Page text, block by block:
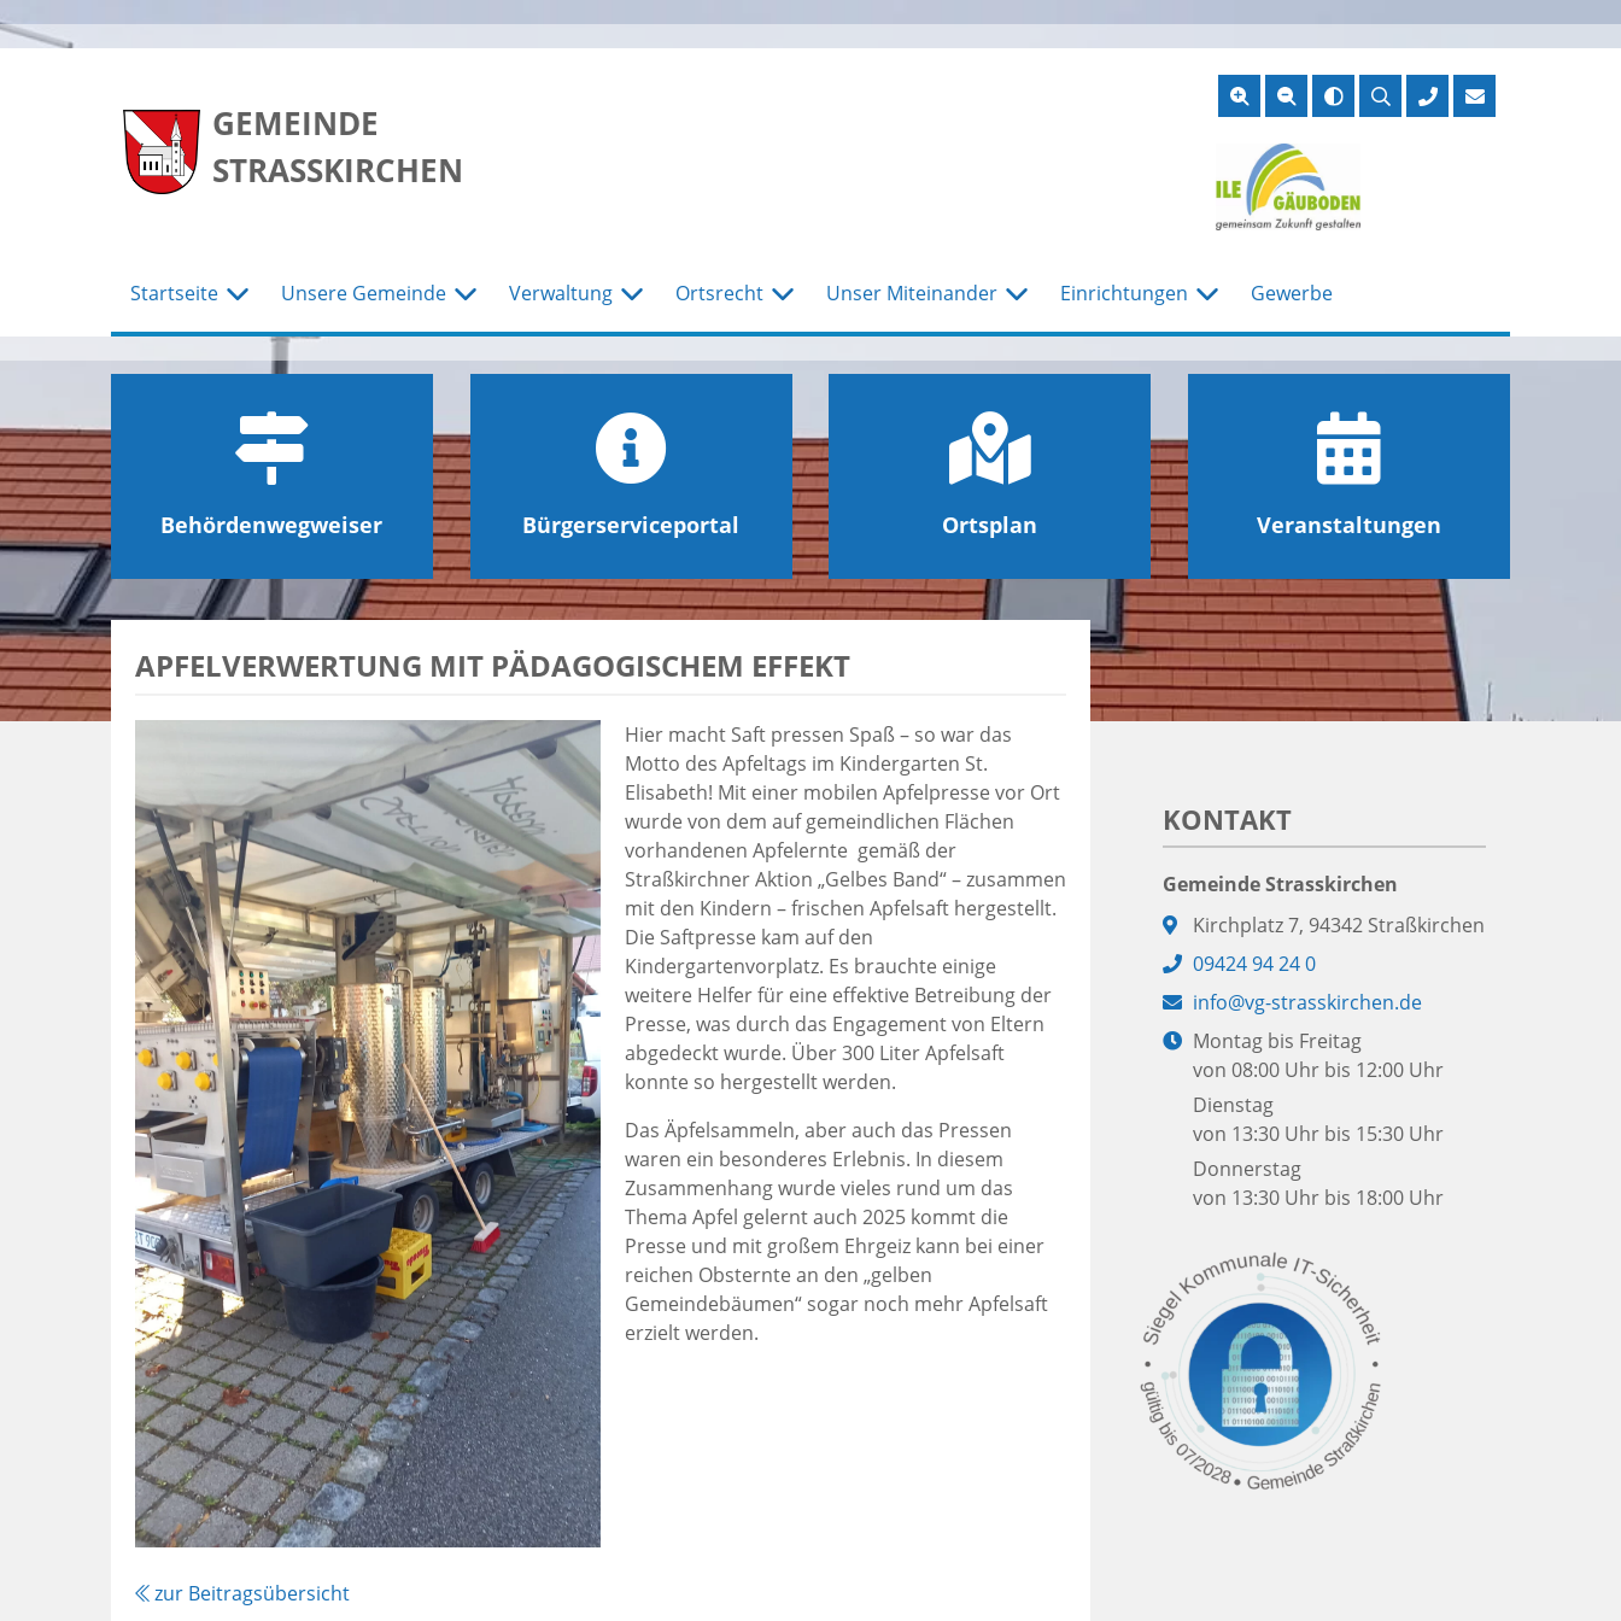
GEMEINDE
STRASSKIRCHEN
Suche
Startseite Unsere Gemeinde Verwaltung Ortsrecht Unser Miteinander Einrichtungen Gewerbe
Behördenwegweiser Bürgerserviceportal Ortsplan Veranstaltungen
APFELVERWERTUNG MIT PÄDAGOGISCHEM EFFEKT
Hier macht Saft pressen Spaß – so war das
Motto des Apfeltags im Kindergarten St.
Elisabeth! Mit einer mobilen Apfelpresse vor Ort
wurde von dem auf gemeindlichen Flächen
vorhandenen Apfelernte gemäß der
Straßkirchner Aktion „Gelbes Band“ – zusammen
mit den Kindern – frischen Apfelsaft hergestellt.
Die Saftpresse kam auf den
Kindergartenvorplatz. Es brauchte einige
weitere Helfer für eine effektive Betreibung der
Presse, was durch das Engagement von Eltern
abgedeckt wurde. Über 300 Liter Apfelsaft
konnte so hergestellt werden.
Das Äpfelsammeln, aber auch das Pressen
waren ein besonderes Erlebnis. In diesem
Zusammenhang wurde vieles rund um das
Thema Apfel gelernt auch 2025 kommt die
Presse und mit großem Ehrgeiz kann bei einer
reichen Obsternte an den „gelben
Gemeindebäumen“ sogar noch mehr Apfelsaft
erzielt werden.
zur Beitragsübersicht
KONTAKT
Gemeinde Strasskirchen
Adresse:
Kirchplatz 7, 94342 Straßkirchen
Telefon:
09424 94 24 0
E-
Mail:
info@vg-strasskirchen.de
Öffnungszeiten:
Montag bis Freitag
von 08:00 Uhr bis 12:00 Uhr
Dienstag
von 13:30 Uhr bis 15:30 Uhr
Donnerstag
von 13:30 Uhr bis 18:00 Uhr